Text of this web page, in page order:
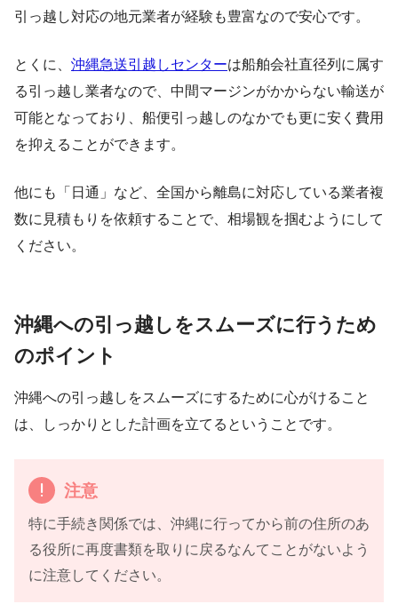
引っ越し対応の地元業者が経験も豊富なので安心です。
とくに、 沖縄急送引越しセンターは船舶会社直径列に属す
る引っ越し業者なので、中間マージンがかからない輸送が
可能となっており、船便引っ越しのなかでも更に安く費用
を抑えることができます。
他にも「日通」など、全国から離島に対応している業者複
数に見積もりを依頼することで、相場観を掴むようにして
ください。
沖縄への引っ越しをスムーズに行うため
のポイント
沖縄への引っ越しをスムーズにするために心がけること
は、しっかりとした計画を立てるということです。
注意
特に手続き関係では、沖縄に行ってから前の住所のあ
る役所に再度書類を取りに戻るなんてことがないよう
に注意してください。